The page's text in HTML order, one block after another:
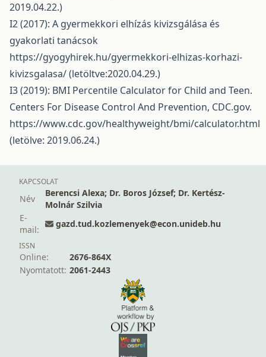
2019.04.22.)
I2 (2017): A gyermekkori elhízás kivizsgálása és
gyakorlati tanácsok
https://gyogyhirek.hu/gyermekkori-elhizas-korhazi-
kivizsgalasa/(letöltve:2020.04.29.)
I3 (2019): BMI Percentile Calculator for Child and Teen.
Centers For Disease Control And Prevention, CDC.gov.
https://www.cdc.gov/healthyweight/bmi/calculator.html
(letölve: 2019.06.24.)
KAPCSOLAT
Név
Berencsi Alexa; Dr. Boros József; Dr. Kertész-
Molnár Szilvia
E-
mail:
gazd.tud.kozlemenyek@econ.unideb.hu
ISSN
Online:
2676-864X
Nyomtatott: 2061-2443